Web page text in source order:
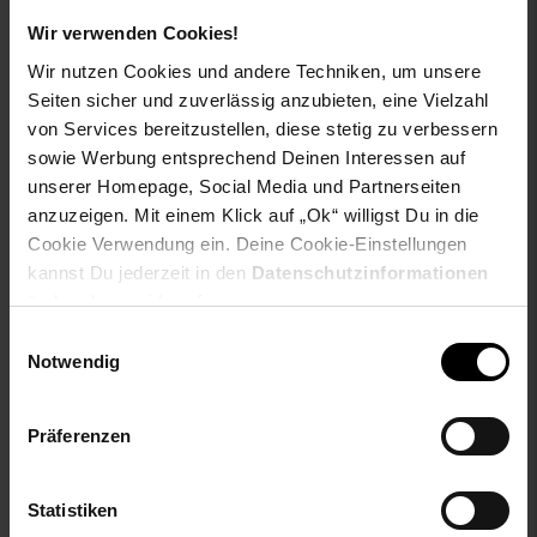
Wir verwenden Cookies!
Wir nutzen Cookies und andere Techniken, um unsere
Seiten sicher und zuverlässig anzubieten, eine Vielzahl
von Services bereitzustellen, diese stetig zu verbessern
sowie Werbung entsprechend Deinen Interessen auf
unserer Homepage, Social Media und Partnerseiten
anzuzeigen. Mit einem Klick auf „Ok“ willigst Du in die
Cookie Verwendung ein. Deine Cookie-Einstellungen
kannst Du jederzeit in den Datenschutzinformationen
ändern bzw. widerrufen.
Notwendig
Präferenzen
Statistiken
NUR
29, nur 29, € Sternchen
UVP59,90 UVP : 59,90€
Trevi MPV 1710 SB grün
32,99* € Sternchen
Trevi CMP 498 portabler
nur 45, 99